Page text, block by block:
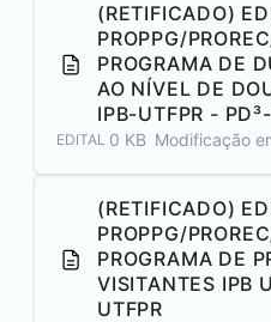
(RETIFICADO)
PROPPG/
PROGRAMA DE
AO NÍVEL DE
IPB-UTFPR -
EDITAL 0 KB Modificação
(RETIFICADO)
PROPPG/
PROGRAMA DE
VISITANTES IPB
UTFPR